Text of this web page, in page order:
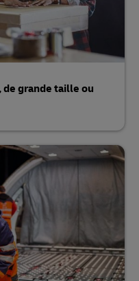
grande taille ou